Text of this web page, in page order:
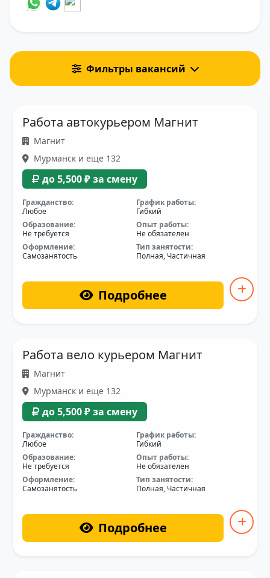
Фильтры вакансий
Работа автокурьером Магнит
Магнит
Мурманск и еще 132
до 5,500 ₽ за смену
Гражданство:
Любое
График работы:
Гибкий
Образование:
Не требуется
Опыт работы:
Не обязателен
Оформление:
Самозанятость
Тип занятости:
Полная, Частичная
Подробнее
Работа вело курьером Магнит
Магнит
Мурманск и еще 132
до 5,500 ₽ за смену
Гражданство:
Любое
График работы:
Гибкий
Образование:
Не требуется
Опыт работы:
Не обязателен
Оформление:
Самозанятость
Тип занятости:
Полная, Частичная
Подробнее